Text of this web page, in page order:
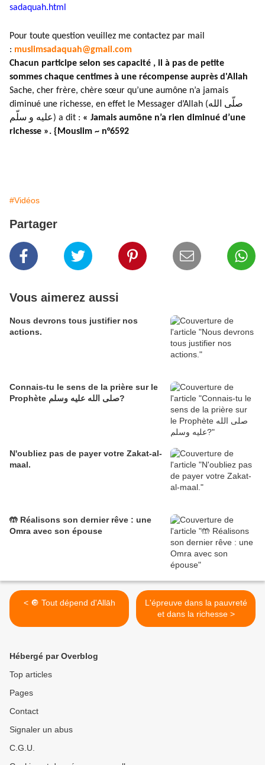
sadaquah.html
Pour toute question veuillez me contactez par mail
: muslimsadaquah@gmail.com
Chacun participe selon ses capacité , il à pas de petite
sommes chaque centimes à une récompense auprès d'Allah
Sache, cher frère, chère sœur qu’une aumône n’a jamais
diminué une richesse, en effet le Messager d’Allah (صلّى الله
عليه و سلّم) a dit : « Jamais aumône n’a rien diminué d’une
richesse ». {Mouslim ~ n°6592
#Vidéos
Partager
Vous aimerez aussi
Nous devrons tous justifier nos
actions.
Connais-tu le sens de la prière sur le
Prophète صلى الله عليه وسلم?
N'oubliez pas de payer votre Zakat-al-
maal.
🤲 Réalisons son dernier rêve : une
Omra avec son épouse
< 🔘 Tout dépend d'Allāh
L'épreuve dans la pauvreté
et dans la richesse >
Hébergé par Overblog
Top articles
Pages
Contact
Signaler un abus
C.G.U.